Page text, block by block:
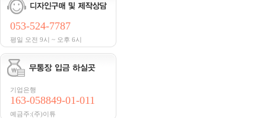
053-524-7787
평일 오전 9시 ~ 오후 6시
기업은행
163-058849-01-011
예금주:(주)이튜